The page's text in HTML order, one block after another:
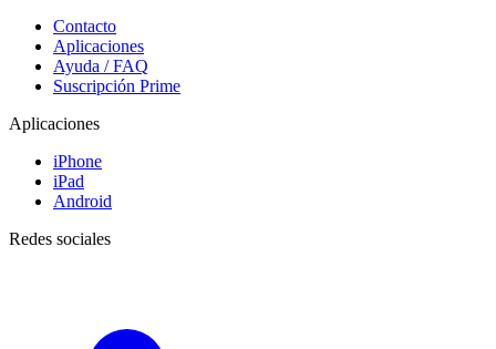
Contacto
Aplicaciones
Ayuda / FAQ
Suscripción Prime
Aplicaciones
iPhone
iPad
Android
Redes sociales